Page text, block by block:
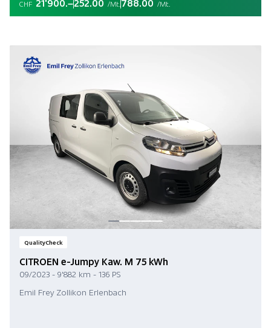
CHF /Mt. /Mt.
QualityCheck
CITROEN e-Jumpy Kaw. M 75 kWh
09/2023 - 9'882 km - 136 PS
Emil Frey Zollikon Erlenbach